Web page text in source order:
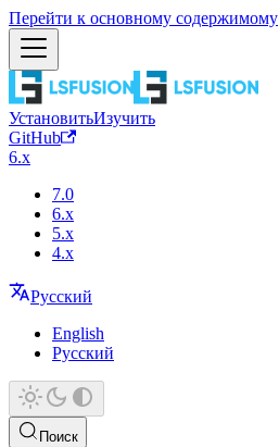
Перейти к основному содержимому
УстановитьИзучить
GitHub
6.x
7.0
6.x
5.x
4.x
Русский
English
Русский
Поиск